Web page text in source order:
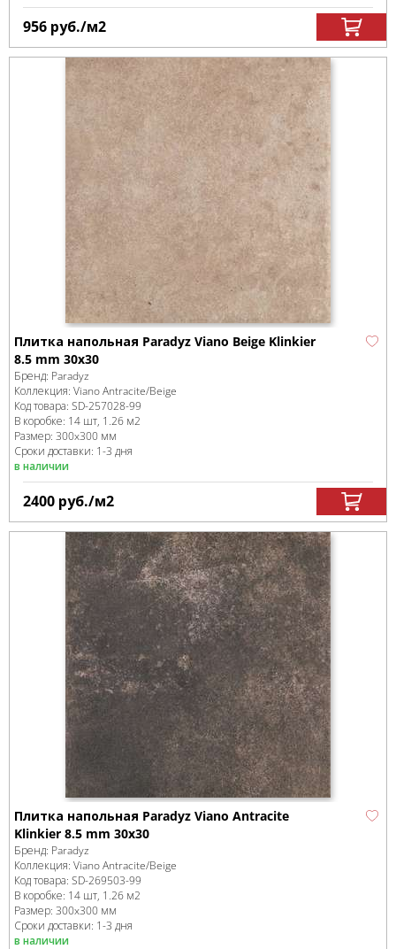
956 руб./м2
Плитка напольная Paradyz Viano Beige Klinkier
8.5 mm 30x30
Бренд: Paradyz
Коллекция: Viano Antracite/Beige
Код товара: SD-257028-99
В коробке: 14 шт, 1.26 м2
Размер: 300x300 мм
Сроки доставки: 1-3 дня
в наличии
2400 руб./м2
Плитка напольная Paradyz Viano Antracite
Klinkier 8.5 mm 30x30
Бренд: Paradyz
Коллекция: Viano Antracite/Beige
Код товара: SD-269503-99
В коробке: 14 шт, 1.26 м2
Размер: 300x300 мм
Сроки доставки: 1-3 дня
в наличии